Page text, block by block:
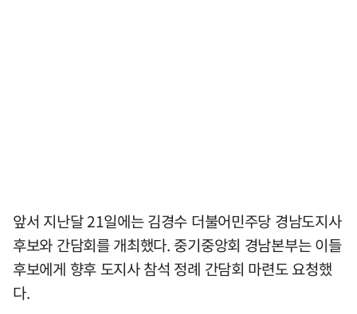
앞서 지난달 21일에는 김경수 더불어민주당 경남도지사
후보와 간담회를 개최했다. 중기중앙회 경남본부는 이들
후보에게 향후 도지사 참석 정례 간담회 마련도 요청했
다.